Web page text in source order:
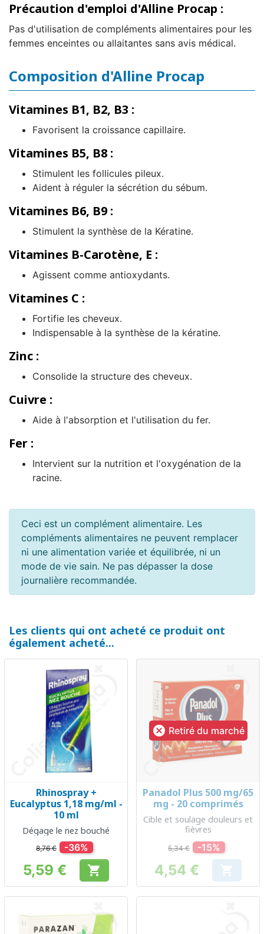
Précaution d'emploi d'Alline Procap :
Pas d'utilisation de compléments alimentaires pour les
femmes enceintes ou allaitantes sans avis médical.
Composition d'Alline Procap
Vitamines B1, B2, B3 :
Favorisent la croissance capillaire.
Vitamines B5, B8 :
Stimulent les follicules pileux.
Aident à réguler la sécrétion du sébum.
Vitamines B6, B9 :
Stimulent la synthèse de la Kératine.
Vitamines B-Carotène, E :
Agissent comme antioxydants.
Vitamines C :
Fortifie les cheveux.
Indispensable à la synthèse de la kératine.
Zinc :
Consolide la structure des cheveux.
Cuivre :
Aide à l'absorption et l'utilisation du fer.
Fer :
Intervient sur la nutrition et l'oxygénation de la
racine.
Ceci est un complément alimentaire. Les
compléments alimentaires ne peuvent remplacer
ni une alimentation variée et équilibrée, ni un
mode de vie sain. Ne pas dépasser la dose
journalière recommandée.
Les clients qui ont acheté ce produit ont
également acheté...
Rhinospray +
Eucalyptus 1,18 mg/ml -
10 ml
Dégage le nez bouché
8,76 € -36%
Prix
5,59 € 
 Retiré du marché
Panadol Plus 500 mg/65
mg - 20 comprimés
Cible et soulage douleurs et
fièvres
5,34 € -15%
Prix
4,54 € 